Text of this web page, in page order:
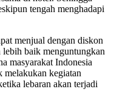
tengah menghadapi
menjual dengan diskon
lebih baik menguntungkan
masyarakat Indonesia
melakukan kegiatan
lebaran akan terjadi